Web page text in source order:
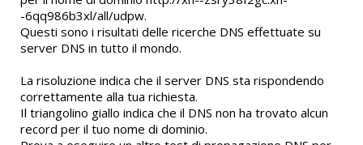
-6qq986b3xl/all/udpw.
Questi sono i risultati delle ricerche DNS effettuate su
server DNS in tutto il mondo.
La risoluzione indica che il server DNS sta rispondendo
correttamente alla tua richiesta.
Il triangolino giallo indica che il DNS non ha trovato alcun
record per il tuo nome di dominio.